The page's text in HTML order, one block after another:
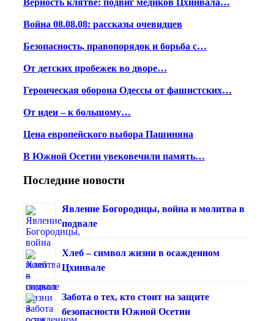
Верность клятве: подвиг медиков Цхинвала…
Война 08.08.08: рассказы очевидцев
Безопасность, правопорядок и борьба с…
От детских пробежек во дворе…
Героическая оборона Одессы от фашистских…
От идеи – к большому…
Цена европейского выбора Пашиняна
В Южной Осетии увековечили память…
Последние новости
Явление Богородицы, война и молитва в
подвале
Хлеб – символ жизни в осажденном
Цхинвале
Забота о тех, кто стоит на защите
безопасности Южной Осетии